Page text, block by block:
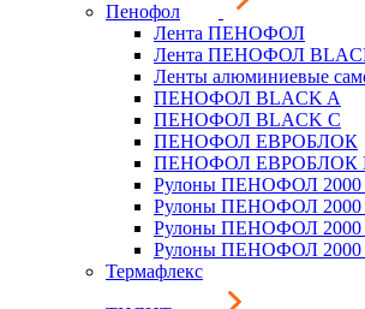
Пенофол
Лента ПЕНОФОЛ
Лента ПЕНОФОЛ
Ленты алюминиевые
ПЕНОФОЛ BLACK A
ПЕНОФОЛ BLACK С
ПЕНОФОЛ ЕВРОБЛОК
ПЕНОФОЛ ЕВРОБЛОК
Рулоны ПЕНОФОЛ 2000
Рулоны ПЕНОФОЛ 2000
Рулоны ПЕНОФОЛ 2000
Рулоны ПЕНОФОЛ
Термафлекс